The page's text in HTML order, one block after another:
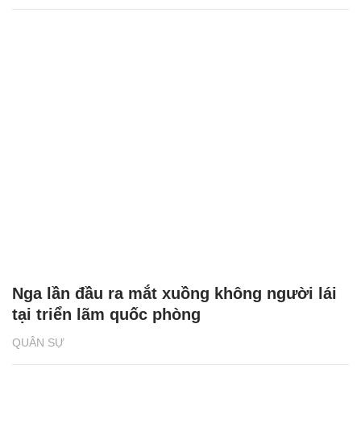
QUÂN SỰ
Nga lần đầu ra mắt xuồng không người lái
tại triển lãm quốc phòng